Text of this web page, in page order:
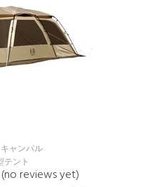
ャンパル
テント
(no reviews yet)